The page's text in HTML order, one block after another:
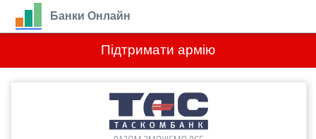
Підтримати армію
Банки Онлайн